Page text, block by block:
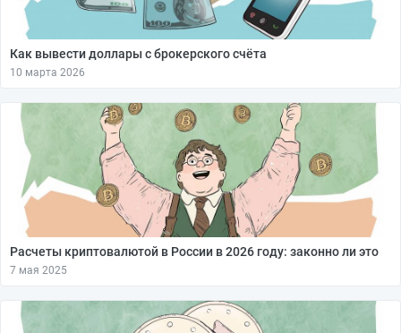
Как вывести доллары с брокерского счёта
10 марта 2026
Расчеты криптовалютой в России в 2026 году: законно ли это
7 мая 2025